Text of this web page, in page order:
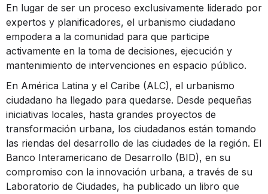
En lugar de ser un proceso exclusivamente liderado por
expertos y planificadores, el urbanismo ciudadano
empodera a la comunidad para que participe
activamente en la toma de decisiones, ejecución y
mantenimiento de intervenciones en espacio público.
En América Latina y el Caribe (ALC), el urbanismo
ciudadano ha llegado para quedarse. Desde pequeñas
iniciativas locales, hasta grandes proyectos de
transformación urbana, los ciudadanos están tomando
las riendas del desarrollo de las ciudades de la región. El
Banco Interamericano de Desarrollo (BID), en su
compromiso con la innovación urbana, a través de su
Laboratorio de Ciudades, ha publicado un libro que